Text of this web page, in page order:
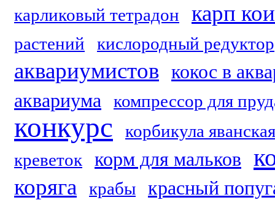
карликовый тетрадон карп кои
растений кислородный редуктор
аквариумистов кокос в
аквариума
компрессор для
конкурс
корбикула яванская
креветок
корм для мальков
коряга крабы красный